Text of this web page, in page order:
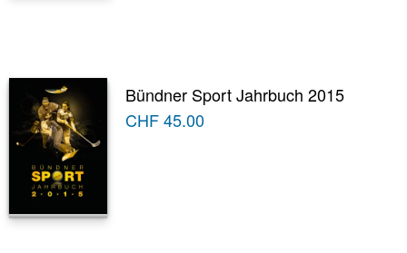
Bündner Sport Jahrbuch 2015
CHF45.00